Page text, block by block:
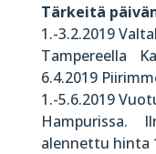
Tärkeitä
1.-3.2.2019
Tampereella
6.4.2019
1.-5.6.2019
Hampurissa.
alennettu hinta